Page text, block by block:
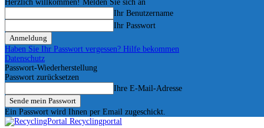
Herzlich willkommen! Melden Sie sich an
Ihr Benutzername
Ihr Passwort
Haben Sie Ihr Passwort vergessen? Hilfe bekommen
Datenschutz
Passwort-Wiederherstellung
Passwort zurücksetzen
Ihre E-Mail-Adresse
Ein Passwort wird Ihnen per Email zugeschickt.
Recyclingportal